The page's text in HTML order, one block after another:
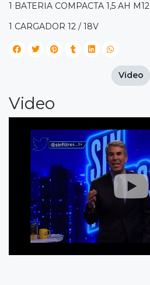
1 BATERIA COMPACTA 1,5 AH M12
1 CARGADOR 12 / 18V
Video
Video